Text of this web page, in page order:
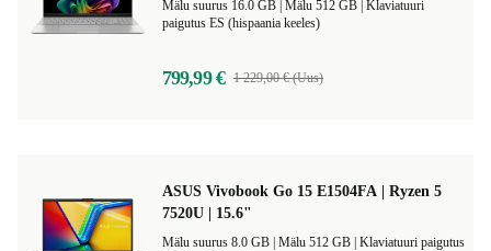
Klaviatuuri
paigutus ES (hispaania keeles)
799,99 € 1 229,00 € (Uus)
ASUS Vivobook Go 15 E1504FA | Ryzen 5
7520U | 15.6"
Klaviatuuri paigutus